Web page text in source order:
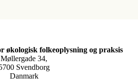
folkeoplysning og praksis
Møllergade 34,
Svendborg
Danmark